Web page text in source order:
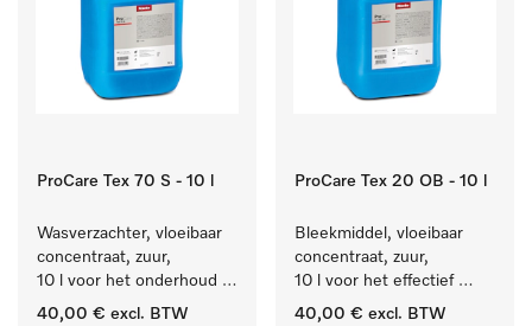
ProCare Tex 70 S - 10 l
Wasverzachter, vloeibaar
concentraat, zuur,
10 l voor het onderhoud
van vezels zodat het
40,00 € excl. BTW
ProCare Tex 20 OB - 10 l
Bleekmiddel, vloeibaar
concentraat, zuur,
10 l voor het effectief
verwijderen van
40,00 € excl. BTW